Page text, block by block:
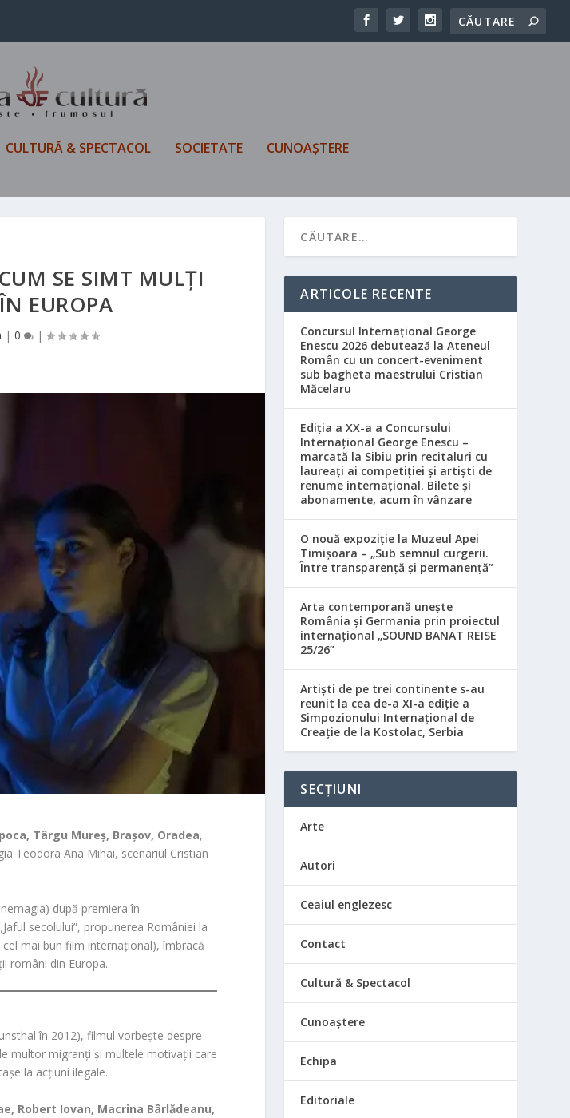
CULTURĂ & SPECTACOL SOCIETATE CUNOAȘTERE
SE SIMT MULȚI
EUROPA
| 0 |
Târgu Mureș, Brașov, Oradea,
Teodora Ana Mihai, scenariul Cristian
după premiera în
secolului”, propunerea României la
mai bun film internațional), îmbracă
români din Europa.
în 2012), filmul vorbește despre
multor migranți și multele motivații care
la acțiuni ilegale.
Robert Iovan, Macrina Bârlădeanu,
ARTICOLE RECENTE
Concursul Internațional George
Enescu 2026 debutează la Ateneul
Român cu un concert-eveniment
sub bagheta maestrului Cristian
Măcelaru
Ediția a XX-a a Concursului
Internațional George Enescu –
marcată la Sibiu prin recitaluri cu
laureați ai competiției și artiști de
renume internațional. Bilete și
abonamente, acum în vânzare
O nouă expoziție la Muzeul Apei
Timișoara – „Sub semnul curgerii.
Între transparență și permanență”
Arta contemporană unește
România și Germania prin proiectul
internațional „SOUND BANAT REISE
25/26”
Artiști de pe trei continente s-au
reunit la cea de-a XI-a ediție a
Simpozionului Internațional de
Creație de la Kostolac, Serbia
SECȚIUNI
Arte
Autori
Ceaiul englezesc
Contact
Cultură & Spectacol
Cunoaștere
Echipa
Editoriale